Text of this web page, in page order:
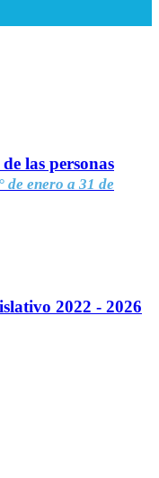
las personas
de enero a 31 de
2022 - 2026